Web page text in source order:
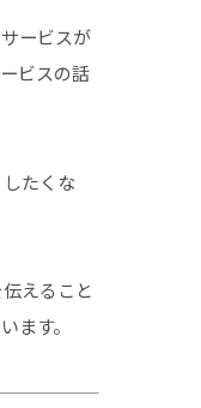
ービスが
ビスの話
たくな
えること
ます。